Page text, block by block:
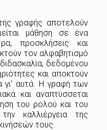
γραφής αποτελούν
μάθηση σε ένα
προσκλήσεις και
τον αλφαβητισμό
δεδομένου
και αποκτούν
γι’ αυτά. Η γραφή των
και αναπτύσσεται
του ρολού και του
καλλιέργεια της
τους.